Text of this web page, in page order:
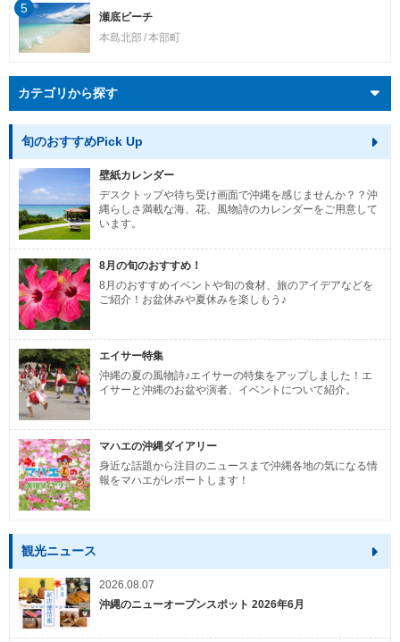
瀬底ビーチ
本島北部 本部町
5
カテゴリから探す
旬のおすすめPick Up
壁紙カレンダー
デスクトップや待ち受け画面で沖縄を感じませんか？？沖
縄らしさ満載な海、花、風物詩のカレンダーをご用意して
います。
8月の旬のおすすめ！
8月のおすすめイベントや旬の食材、旅のアイデアなどを
ご紹介！お盆休みや夏休みを楽しもう♪
エイサー特集
沖縄の夏の風物詩♪エイサーの特集をアップしました！エ
イサーと沖縄のお盆や演者、イベントについて紹介。
マハエの沖縄ダイアリー
身近な話題から注目のニュースまで沖縄各地の気になる情
報をマハエがレポートします！
観光ニュース
2026.08.07
沖縄のニューオープンスポット 2026年6月